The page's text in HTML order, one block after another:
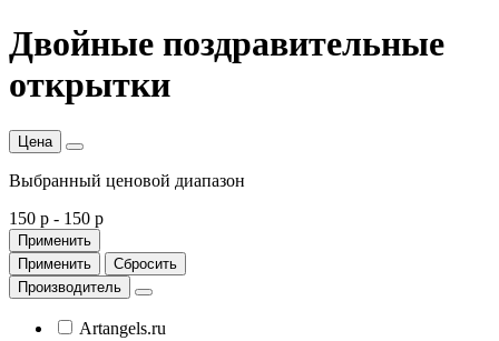
Двойные поздравительные
открытки
Цена
Выбранный ценовой диапазон
150 р - 150 р
Применить
Применить
Сбросить
Производитель
Artangels.ru